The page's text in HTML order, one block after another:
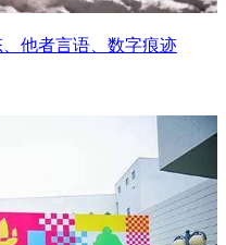
他者言语、数字痕迹